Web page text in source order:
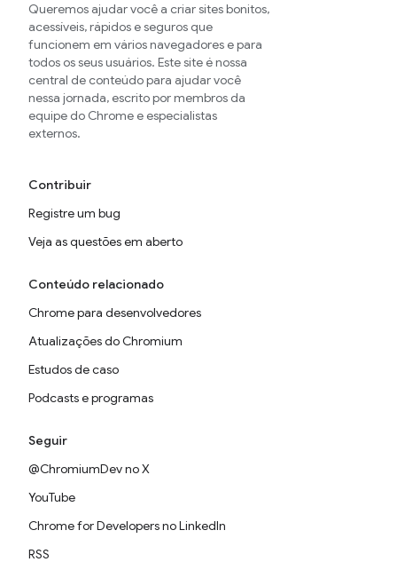
Queremos ajudar você a criar sites bonitos,
acessíveis, rápidos e seguros que
funcionem em vários navegadores e para
todos os seus usuários. Este site é nossa
central de conteúdo para ajudar você
nessa jornada, escrito por membros da
equipe do Chrome e especialistas
externos.
Contribuir
Registre um bug
Veja as questões em aberto
Conteúdo relacionado
Chrome para desenvolvedores
Atualizações do Chromium
Estudos de caso
Podcasts e programas
Seguir
@ChromiumDev no X
YouTube
Chrome for Developers no LinkedIn
RSS